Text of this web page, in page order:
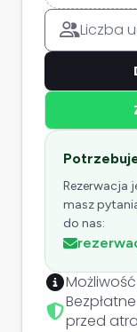
Liczba
Rezerwacja
masz
do nas:
przed